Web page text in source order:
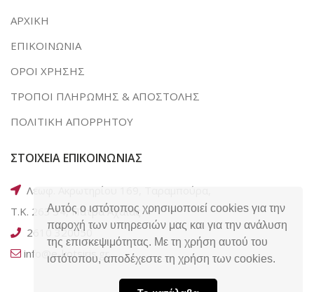
Αυτός ο ιστότοπος χρησιμοποιεί cookies για την
παροχή των υπηρεσιών μας και για την ανάλυση
της επισκεψιμότητας. Με τη χρήση αυτού του
ιστότοπου, αποδέχεστε τη χρήση των cookies.
ΑΡΧΙΚΗ
ΕΠΙΚΟΙΝΩΝΙΑ
ΟΡΟΙ ΧΡΗΣΗΣ
ΤΡΟΠΟΙ ΠΛΗΡΩΜΗΣ & ΑΠΟΣΤΟΛΗΣ
ΠΟΛΙΤΙΚΗ ΑΠΟΡΡΗΤΟΥ
ΣΤΟΙΧΕΙΑ ΕΠΙΚΟΙΝΩΝΙΑΣ
Λεωφ. Ακρωτηρίου 169, Ταραμπούρα,
Τ.Κ. 263 34, Πάτρα Αχαΐας
2610 320050
info@e-kotsiris.gr